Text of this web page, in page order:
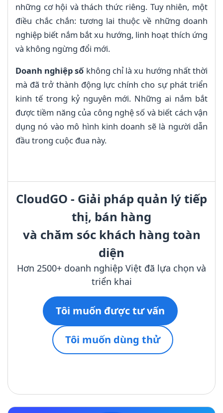
những cơ hội và thách thức riêng. Tuy nhiên, một
điều chắc chắn: tương lai thuộc về những doanh
nghiệp biết nắm bắt xu hướng, linh hoạt thích ứng
và không ngừng đổi mới.
Doanh nghiệp số không chỉ là xu hướng nhất thời
mà đã trở thành động lực chính cho sự phát triển
kinh tế trong kỷ nguyên mới. Những ai nắm bắt
được tiềm năng của công nghệ số và biết cách vận
dụng nó vào mô hình kinh doanh sẽ là người dẫn
đầu trong cuộc đua này.
CloudGO - Giải pháp quản lý tiếp
thị, bán hàng
và chăm sóc khách hàng toàn
diện
Hơn 2500+ doanh nghiệp Việt đã lựa chọn và
triển khai
Tôi muốn được tư vấn
Tôi muốn dùng thử